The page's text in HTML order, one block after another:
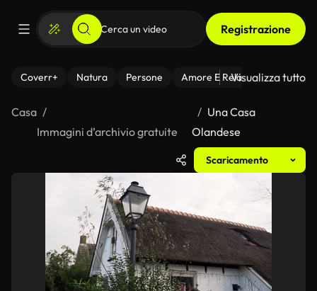
Registrazione
Coverr+ Natura Persone Amore E Relazioni Il
Visualizza tutto
Casa
Immagini d’archivio gratuite
Una Casa
Olandese
Scaricamento